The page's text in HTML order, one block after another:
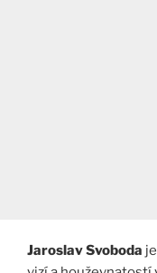
Jaroslav Svoboda